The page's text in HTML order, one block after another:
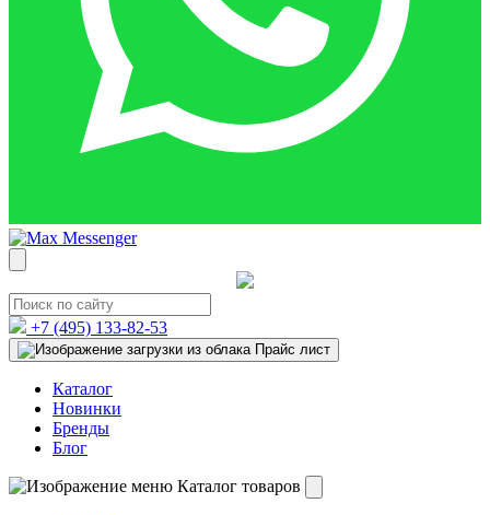
+7 (495) 133-82-53
Прайс лист
Каталог
Новинки
Бренды
Блог
Каталог товаров